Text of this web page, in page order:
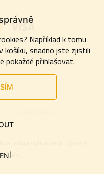
Například k tomu
košíku, snadno jste zjistili
pokaždé přihlašovat.